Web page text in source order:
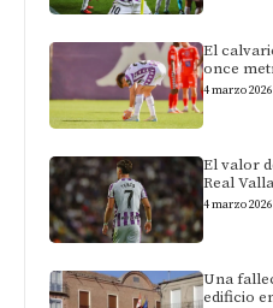
El
once
4 marzo
El valor
Real
4 marzo
Una
edificio